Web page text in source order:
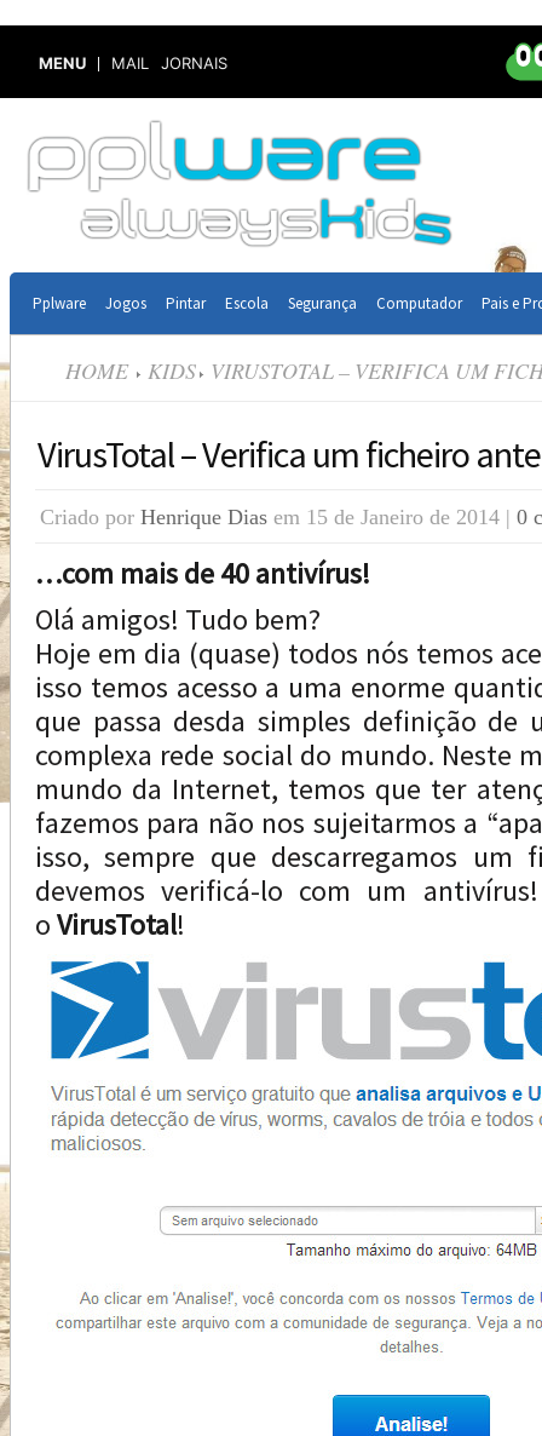
MENU MAIL JORNAIS
Pplware Jogos Pintar Escola Segurança Computador Pais e
HOME KIDS VIRUSTOTAL – VERIFICA UM
VirusTotal – Verifica um ficheiro
Criado por Henrique Dias em 15 de Janeiro de 2014 | 0
…com mais de 40 antivírus!
Olá amigos! Tudo bem?
Hoje em dia (quase) todos nós temos
isso temos acesso a uma enorme
que passa desda simples definição de
complexa rede social do mundo. Neste
mundo da Internet, temos que ter
fazemos para não nos sujeitarmos a
isso, sempre que descarregamos um
devemos verificá-lo com um
oVirusTotal!